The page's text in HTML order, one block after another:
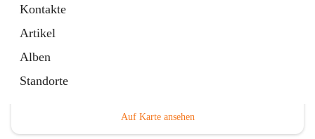
Kontakte
Artikel
Alben
Standorte
Auf Karte ansehen